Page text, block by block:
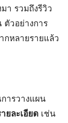
า รวมถึงรีวิว
ตัวอย่างการ
กหลายรายแล้ว
ารวางแผน
ยละเอียด เช่น